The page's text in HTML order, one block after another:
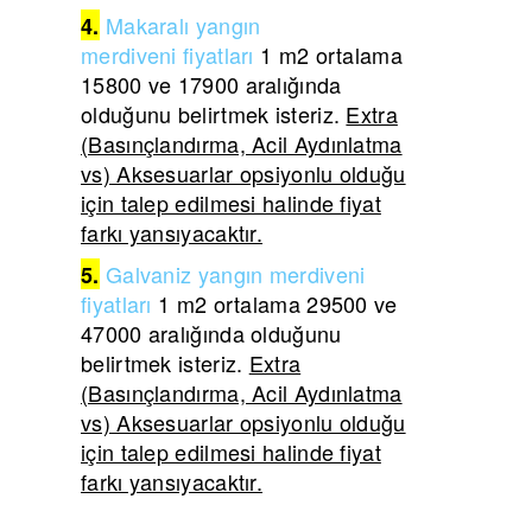
4. Makaralı yangın
merdivenifiyatları 1 m2 ortalama
15800 ve 17900 aralığında
olduğunu belirtmek isteriz. Extra
(Basınçlandırma, Acil Aydınlatma
vs) Aksesuarlar opsiyonlu olduğu
için talep edilmesi halinde fiyat
farkı yansıyacaktır.
5. Galvaniz yangın merdiveni
fiyatları 1 m2 ortalama 29500 ve
47000 aralığında olduğunu
belirtmek isteriz. Extra
(Basınçlandırma, Acil Aydınlatma
vs) Aksesuarlar opsiyonlu olduğu
için talep edilmesi halinde fiyat
farkı yansıyacaktır.